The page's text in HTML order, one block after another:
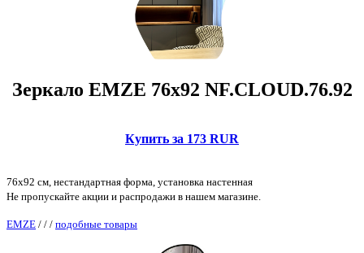
Зеркало EMZE 76x92 NF.CLOUD.76.92
Купить за 173 RUR
76x92 см, нестандартная форма, установка настенная
Не пропускайте акции и распродажи в нашем магазине.
EMZE / / / подобные товары